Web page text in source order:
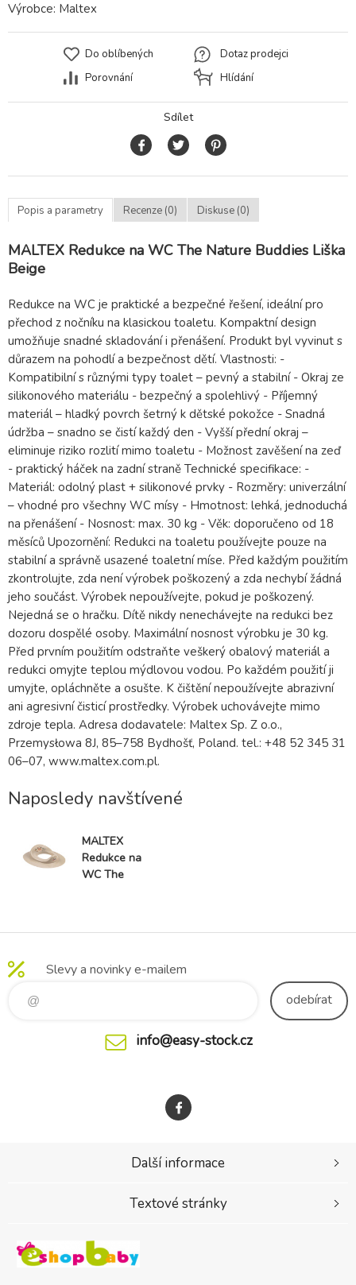
Výrobce: Maltex
Do oblíbených
Porovnání
Dotaz prodejci
Hlídání
Sdílet
Popis a parametry Recenze (0) Diskuse (0)
MALTEX Redukce na WC The Nature Buddies Liška
Beige
Redukce na WC je praktické a bezpečné řešení, ideální pro
přechod z nočníku na klasickou toaletu. Kompaktní design
umožňuje snadné skladování i přenášení. Produkt byl vyvinut s
důrazem na pohodlí a bezpečnost dětí. Vlastnosti: -
Kompatibilní s různými typy toalet – pevný a stabilní - Okraj ze
silikonového materiálu - bezpečný a spolehlivý - Příjemný
materiál – hladký povrch šetrný k dětské pokožce - Snadná
údržba – snadno se čistí každý den - Vyšší přední okraj –
eliminuje riziko rozlití mimo toaletu - Možnost zavěšení na zeď
- praktický háček na zadní straně Technické specifikace: -
Materiál: odolný plast + silikonové prvky - Rozměry: univerzální
– vhodné pro všechny WC mísy - Hmotnost: lehká, jednoduchá
na přenášení - Nosnost: max. 30 kg - Věk: doporučeno od 18
měsíců Upozornění: Redukci na toaletu používejte pouze na
stabilní a správně usazené toaletní míse. Před každým použitím
zkontrolujte, zda není výrobek poškozený a zda nechybí žádná
jeho součást. Výrobek nepoužívejte, pokud je poškozený.
Nejedná se o hračku. Dítě nikdy nenechávejte na redukci bez
dozoru dospělé osoby. Maximální nosnost výrobku je 30 kg.
Před prvním použitím odstraňte veškerý obalový materiál a
redukci omyjte teplou mýdlovou vodou. Po každém použití ji
umyjte, opláchněte a osušte. K čištění nepoužívejte abrazivní
ani agresivní čisticí prostředky. Výrobek uchovávejte mimo
zdroje tepla. Adresa dodavatele: Maltex Sp. Z o.o.,
Przemysłowa 8J, 85–758 Bydhošť, Poland. tel.: +48 52 345 31
06–07, www.maltex.com.pl.
Naposledy navštívené
MALTEX
Redukce na
WC The
Slevy a novinky e-mailem
odebírat
info@easy-stock.cz
Další informace
Textové stránky